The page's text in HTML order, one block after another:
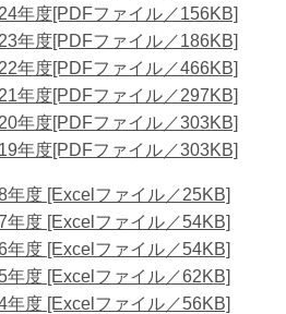
年度[PDFファイル／156KB]
年度[PDFファイル／186KB]
年度[PDFファイル／466KB]
年度[PDFファイル／297KB]
年度[PDFファイル／303KB]
年度[PDFファイル／303KB]
年度 [Excelファイル／25KB]
年度 [Excelファイル／54KB]
年度 [Excelファイル／54KB]
年度 [Excelファイル／62KB]
年度 [Excelファイル／56KB]